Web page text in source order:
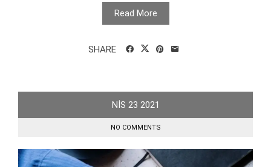
Read More
SHARE
NIS 23 2021
NO COMMENTS